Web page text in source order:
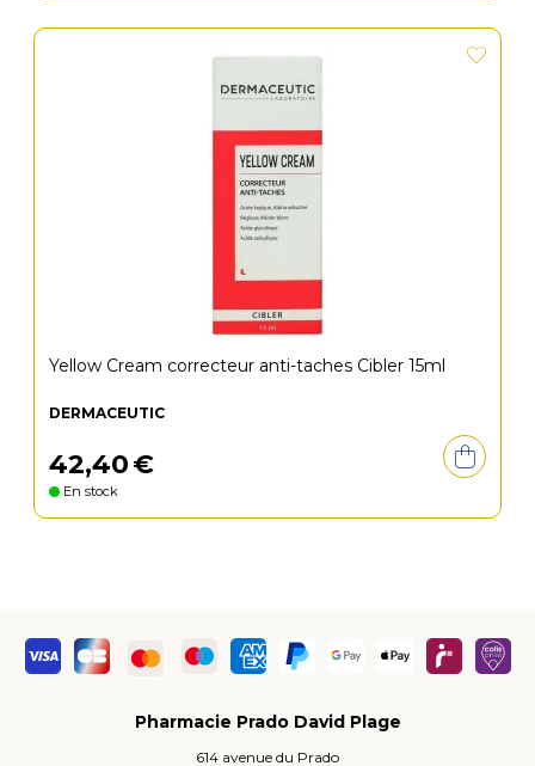
Yellow Cream correcteur anti-taches Cibler 15ml
DERMACEUTIC
42,40€
En stock
Pharmacie Prado David Plage
614 avenue du Prado